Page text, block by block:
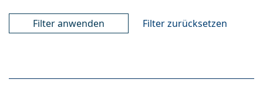
Filter zurücksetzen